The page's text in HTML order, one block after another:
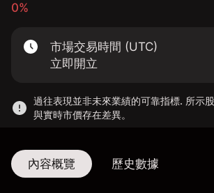
0%
市場交易時間 (UTC)
立即開立
過往表現並非未來業績的可靠指標. 所示
與實時市價存在差異。
內容概覽 歷史數據